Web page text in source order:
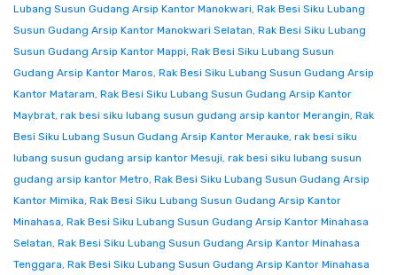
Lubang Susun Gudang Arsip Kantor Manokwari, Rak Besi Siku Lubang
Susun Gudang Arsip Kantor Manokwari Selatan, Rak Besi Siku Lubang
Susun Gudang Arsip Kantor Mappi, Rak Besi Siku Lubang Susun
Gudang Arsip Kantor Maros, Rak Besi Siku Lubang Susun Gudang Arsip
Kantor Mataram, Rak Besi Siku Lubang Susun Gudang Arsip Kantor
Maybrat, rak besi siku lubang susun gudang arsip kantor Merangin, Rak
Besi Siku Lubang Susun Gudang Arsip Kantor Merauke, rak besi siku
lubang susun gudang arsip kantor Mesuji, rak besi siku lubang susun
gudang arsip kantor Metro, Rak Besi Siku Lubang Susun Gudang Arsip
Kantor Mimika, Rak Besi Siku Lubang Susun Gudang Arsip Kantor
Minahasa, Rak Besi Siku Lubang Susun Gudang Arsip Kantor Minahasa
Selatan, Rak Besi Siku Lubang Susun Gudang Arsip Kantor Minahasa
Tenggara, Rak Besi Siku Lubang Susun Gudang Arsip Kantor Minahasa